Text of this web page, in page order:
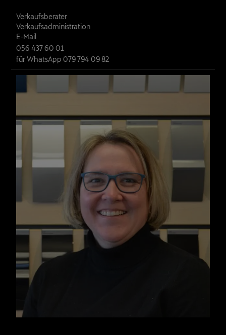
Verkaufsberater
Verkaufsadministration
E-Mail
056 437 60 01
für WhatsApp 079 794 09 82